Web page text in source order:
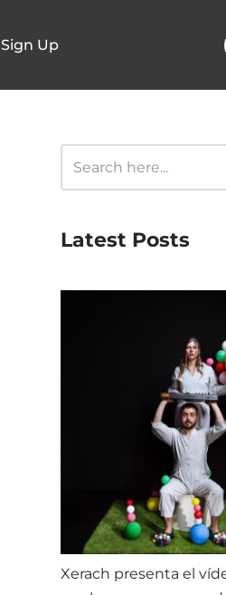
Sign Up
Latest Posts
Xerach presenta el